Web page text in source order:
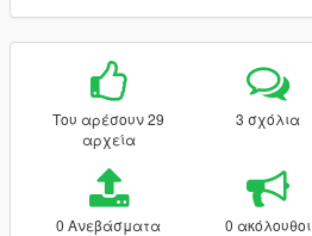
Του αρέσουν 29
αρχεία
3 σχόλια
0 Ανεβάσματα 0 ακόλουθοι